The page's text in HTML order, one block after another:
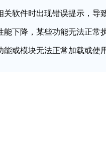
关软件时出现错误提示，导
能下降，某些功能无法正常
能或模块无法正常加载或使用